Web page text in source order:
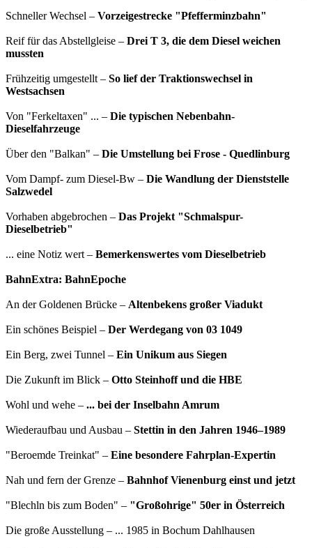
Schneller Wechsel – Vorzeigestrecke "Pfefferminzbahn"
Reif für das Abstellgleise – Drei T 3, die dem Diesel weichen
mussten
Frühzeitig umgestellt – So lief der Traktionswechsel in
Westsachsen
Von "Ferkeltaxen" ... – Die typischen Nebenbahn-
Dieselfahrzeuge
Über den "Balkan" – Die Umstellung bei Frose - Quedlinburg
Vom Dampf- zum Diesel-Bw – Die Wandlung der Dienststelle
Salzwedel
Vorhaben abgebrochen – Das Projekt "Schmalspur-
Dieselbetrieb"
... eine Notiz wert – Bemerkenswertes vom Dieselbetrieb
BahnExtra: BahnEpoche
An der Goldenen Brücke – Altenbekens großer Viadukt
Ein schönes Beispiel – Der Werdegang von 03 1049
Ein Berg, zwei Tunnel – Ein Unikum aus Siegen
Die Zukunft im Blick – Otto Steinhoff und die HBE
Wohl und wehe – ... bei der Inselbahn Amrum
Wiederaufbau und Ausbau – Stettin in den Jahren 1946–1989
"Beroemde Treinkat" – Eine besondere Fahrplan-Expertin
Nah und fern der Grenze – Bahnhof Vienenburg einst und jetzt
"Blechln bis zum Boden" – "Großohrige" 50er in Österreich
Die große Ausstellung – ... 1985 in Bochum Dahlhausen